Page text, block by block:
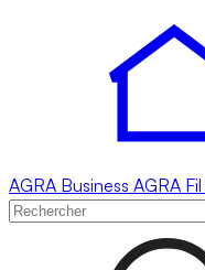
AGRA Business AGRA Fil